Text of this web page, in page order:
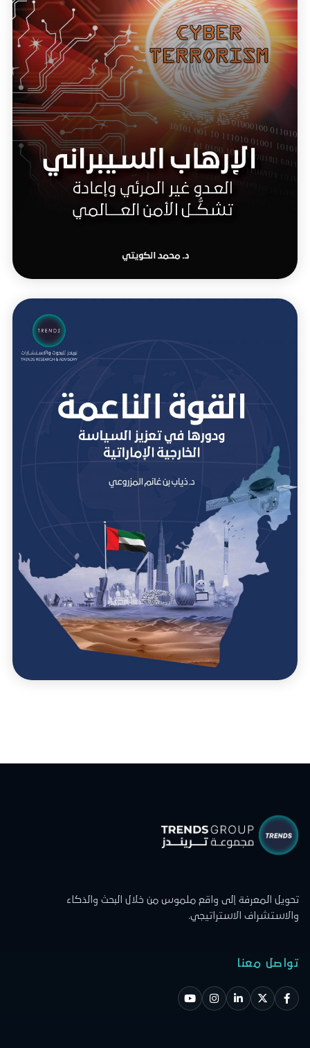
تحويل المعرفة إلى واقع ملموس من خلال البحث والذكاء
والاستشراف الاستراتيجي.
تواصل معنا